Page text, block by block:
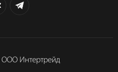
ООО Интертрейд